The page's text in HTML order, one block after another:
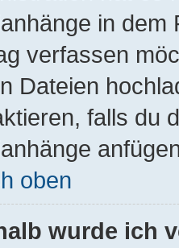
in dem
verfassen
Dateien
falls du
oben
wurde ich